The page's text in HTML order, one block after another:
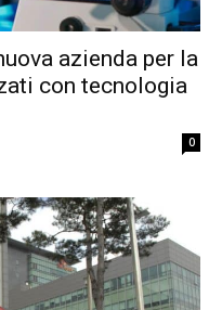
azienda per la
con tecnologia
0